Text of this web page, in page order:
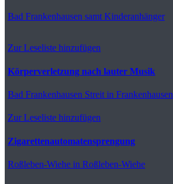
Bad Frankenhausen samt Kinderanhänger
Zur Leseliste hinzufügen
Körperverletzung nach lauter Musik
Bad Frankenhausen Streit in Frankenhausen
Zur Leseliste hinzufügen
Zigarettenautomatensprengung
Roßleben-Wiehe in Roßleben-Wiehe